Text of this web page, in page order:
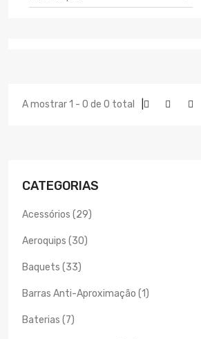
A mostrar 1 - 0 de 0 total
CATEGORIAS
Acessórios (29)
Aeroquips (30)
Baquets (33)
Barras Anti-Aproximação (1)
Baterias (7)